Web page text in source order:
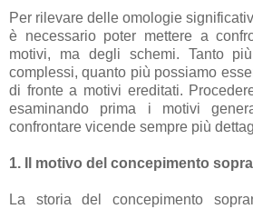
Per rilevare delle omologie
è necessario poter mettere a
motivi, ma degli schemi. Tanto
complessi, quanto più possiamo
di fronte a motivi ereditati.
esaminando prima i motivi
confrontare vicende sempre più
1. Il motivo del concepimento
La storia del concepimento